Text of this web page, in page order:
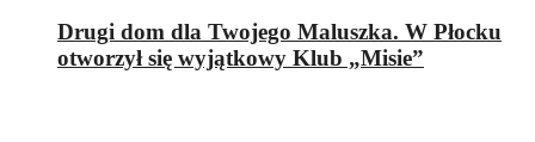
Drugi dom dla Twojego Maluszka. W Płocku
otworzył się wyjątkowy Klub „Misie”